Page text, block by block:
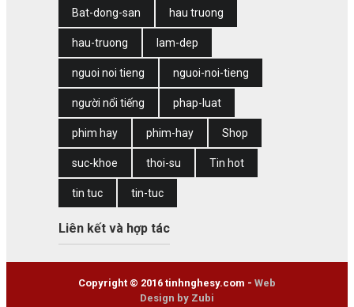
Bat-dong-san hau truong
hau-truong lam-dep
nguoi noi tieng nguoi-noi-tieng
người nổi tiếng phap-luat
phim hay phim-hay Shop
suc-khoe thoi-su Tin hot
tin tuc tin-tuc
Liên kết và hợp tác
Copyright © 2016 tinhnghesy.com - Web
Design by Zubi